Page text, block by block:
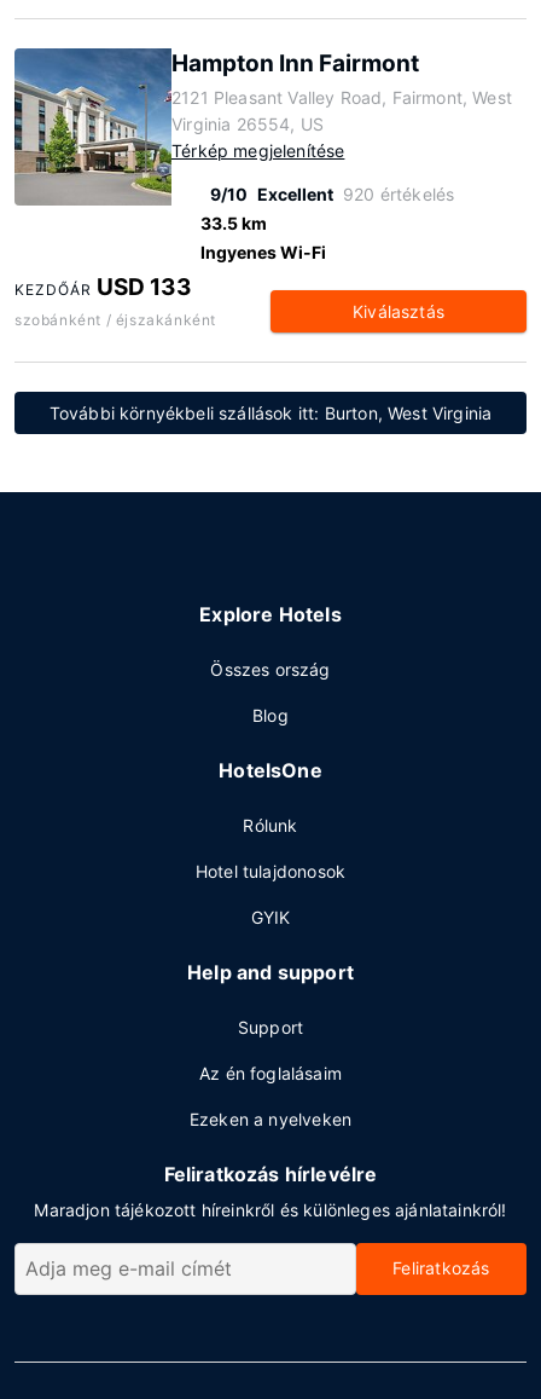
Hampton Inn Fairmont
2121 Pleasant Valley Road, Fairmont, West
Virginia 26554, US
Térkép megjelenítése
9/10 Excellent 920 értékelés
33.5 km
Ingyenes Wi-Fi
KEZDŐÁR USD 133
szobánként / éjszakánként Kiválasztás
További környékbeli szállások itt: Burton, West Virginia
Explore Hotels
Összes ország
Blog
HotelsOne
Rólunk
Hotel tulajdonosok
GYIK
Help and support
Support
Az én foglalásaim
Ezeken a nyelveken
Feliratkozás hírlevélre
Maradjon tájékozott híreinkről és különleges ajánlatainkról!
Feliratkozás